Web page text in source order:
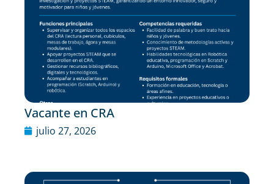
Vacante en CRA
julio 27, 2026